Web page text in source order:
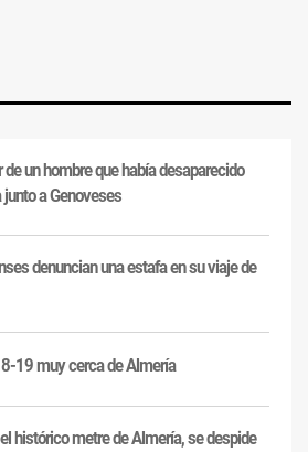
un hombre que había desaparecido
junto a Genoveses
denuncian una estafa en su viaje de
19 muy cerca de Almería
histórico metre de Almería, se despide